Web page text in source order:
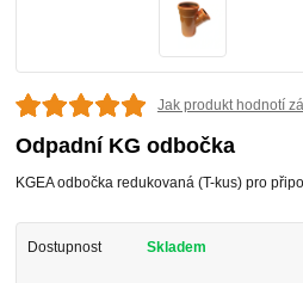
Jak produkt hodnotí
Odpadní KG odbočka
KGEA odbočka redukovaná (T-kus) pro
Dostupnost Skladem